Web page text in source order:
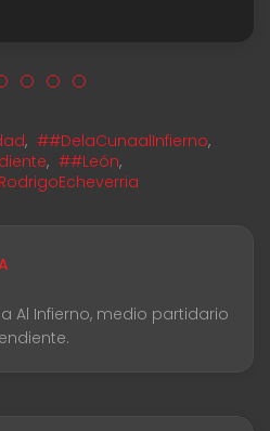
, ##DelaCunaalInfierno,
, ##León,
Al Infierno, medio partidario